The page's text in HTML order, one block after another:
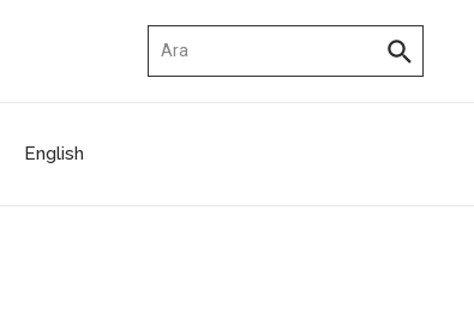
English